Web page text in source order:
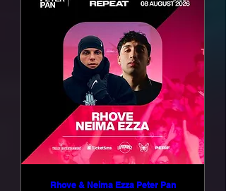
Rhove & Neima Ezza Peter Pan